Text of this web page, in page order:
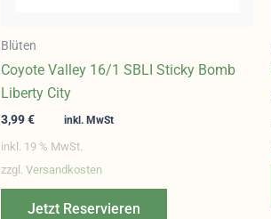
Blüten
Coyote Valley 16/1 SBLI Sticky Bomb
Liberty City
3,99€ inkl. MwSt
inkl. 19 % MwSt.
zzgl. Versandkosten
Jetzt Reservieren